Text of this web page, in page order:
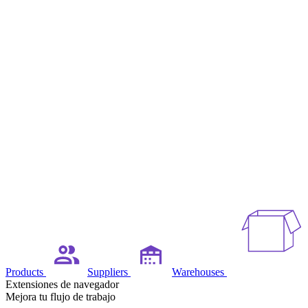
Products Suppliers Warehouses
Extensiones de navegador
Mejora tu flujo de trabajo